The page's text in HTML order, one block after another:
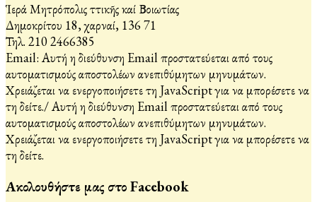
Ἱερά Μητρόπολις Ἀττικῆς καί Βοιωτίας
Δημοκρίτου 18, Ἀχαρναί, 136 71
Τηλ. 210 2466385
Email: Αυτή η διεύθυνση Email προστατεύεται από τους
αυτοματισμούς αποστολέων ανεπιθύμητων μηνυμάτων.
Χρειάζεται να ενεργοποιήσετε τη JavaScript για να μπορέσετε να
τη δείτε./Αυτή η διεύθυνση Email προστατεύεται από τους
αυτοματισμούς αποστολέων ανεπιθύμητων μηνυμάτων.
Χρειάζεται να ενεργοποιήσετε τη JavaScript για να μπορέσετε να
τη δείτε.
Ακολουθήστε μας στο Facebook